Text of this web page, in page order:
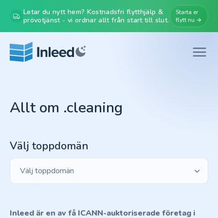
Letar du nytt hem? Kostnadsfri flytthjälp &
prövotjänst - vi ordnar allt från start till slut.
Starta er
flytt nu →
Allt om .cleaning
Välj toppdomän
Välj toppdomän
Inleed är en av få ICANN-auktoriserade företag i